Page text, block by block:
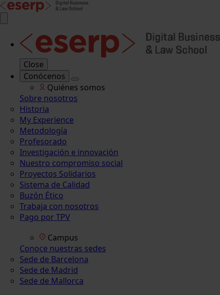
Close
Conócenos
Quiénes somos
Sobre nosotros
Historia
My Experience
Metodología
Profesorado
Investigación e innovación
Nuestro compromiso social
Proyectos Solidarios
Sistema de Calidad
Buzón Ético
Trabaja con nosotros
Pago por TPV
Campus
Conoce nuestras sedes
Sede de Barcelona
Sede de Madrid
Sede de Mallorca